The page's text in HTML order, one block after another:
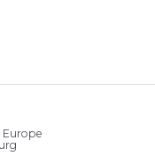
Europe